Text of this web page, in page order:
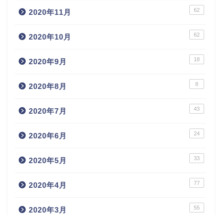
2020年11月 62
2020年10月 62
2020年9月 18
2020年8月 8
2020年7月 43
2020年6月 24
2020年5月 33
2020年4月 77
2020年3月 55